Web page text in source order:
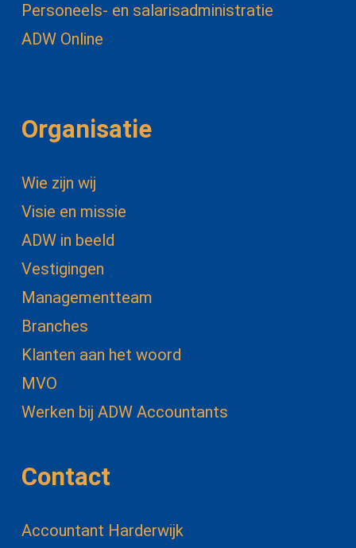
Personeels- en salarisadministratie
ADW Online
Organisatie
Wie zijn wij
Visie en missie
ADW in beeld
Vestigingen
Managementteam
Branches
Klanten aan het woord
MVO
Werken bij ADW Accountants
Contact
Accountant Harderwijk